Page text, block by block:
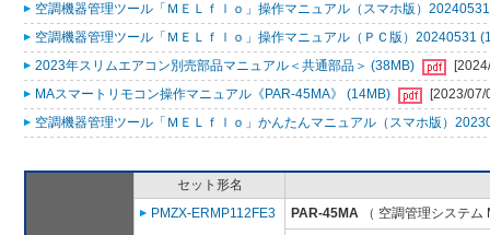
空調機器管理ツール「ＭＥＬｆｌｏ」操作マニュアル（スマホ版）
空調機器管理ツール「ＭＥＬｆｌｏ」操作マニュアル（ＰＣ版）20240531
2023年スリムエアコン別売部品マニュアル＜共通部品＞ (38MB)
MAスマートリモコン操作マニュアル《PAR-45MA》 (14MB)
[2023/07/
空調機器管理ツール「ＭＥＬｆｌｏ」かんたんマニュアル（スマホ版）
セット形名
PMZX-ERMP112FE3
PAR-45MA （ 空調管理システム